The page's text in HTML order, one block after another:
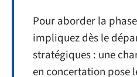
Pour aborder la
impliquez dès le
stratégiques : une
en concertation pose